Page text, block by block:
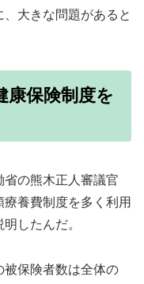
大きな問題があると
康保険制度を
省の熊木正人審議官
養費制度を多く利用
したんだ。
被保険者数は全体の